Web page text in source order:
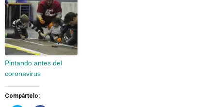
Pintando antes del
coronavirus
Compártelo: